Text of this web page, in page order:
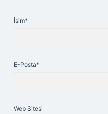
İsim*
E-Posta*
Web Sitesi